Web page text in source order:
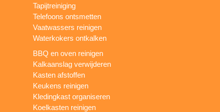
Tapijtreiniging
Telefoons ontsmetten
Vaatwassers reinigen
Waterkokers ontkalken
BBQ en oven reinigen
Kalkaanslag verwijderen
Kasten afstoffen
Keukens reinigen
Kledingkast organiseren
Koelkasten reinigen